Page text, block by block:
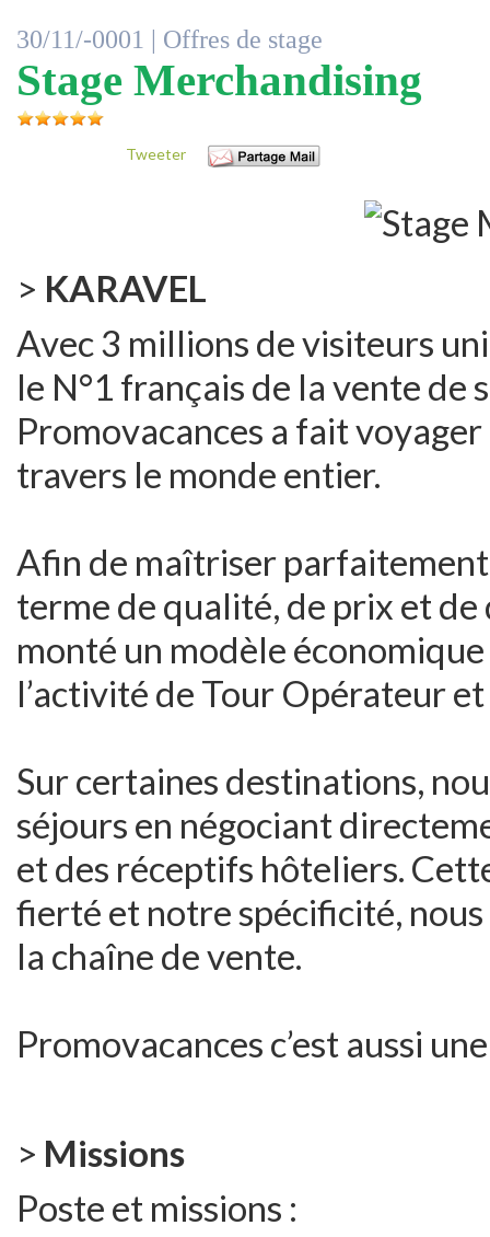
30/11/-0001 | Offres de stage
Stage Merchandising
Tweeter
> KARAVEL
Avec 3 millions de visiteurs
le N°1 français de la vente de
Promovacances a fait
travers le monde entier.
Afin de maîtriser parfaitement
terme de qualité, de prix et
monté un modèle
l’activité de Tour Opérateur
Sur certaines destinations,
séjours en négociant
et des réceptifs hôteliers.
fierté et notre spécificité,
la chaîne de vente.
Promovacances c’est aussi
> Missions
Poste et missions :